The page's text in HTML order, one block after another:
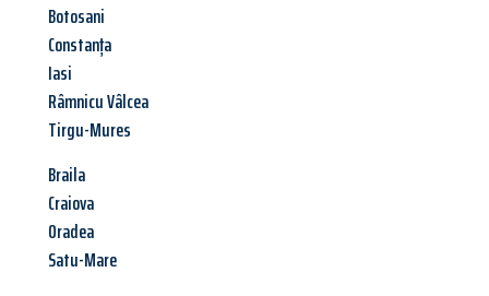
Botosani
Constanța
Iasi
Râmnicu Vâlcea
Tirgu-Mures
Braila
Craiova
Oradea
Satu-Mare